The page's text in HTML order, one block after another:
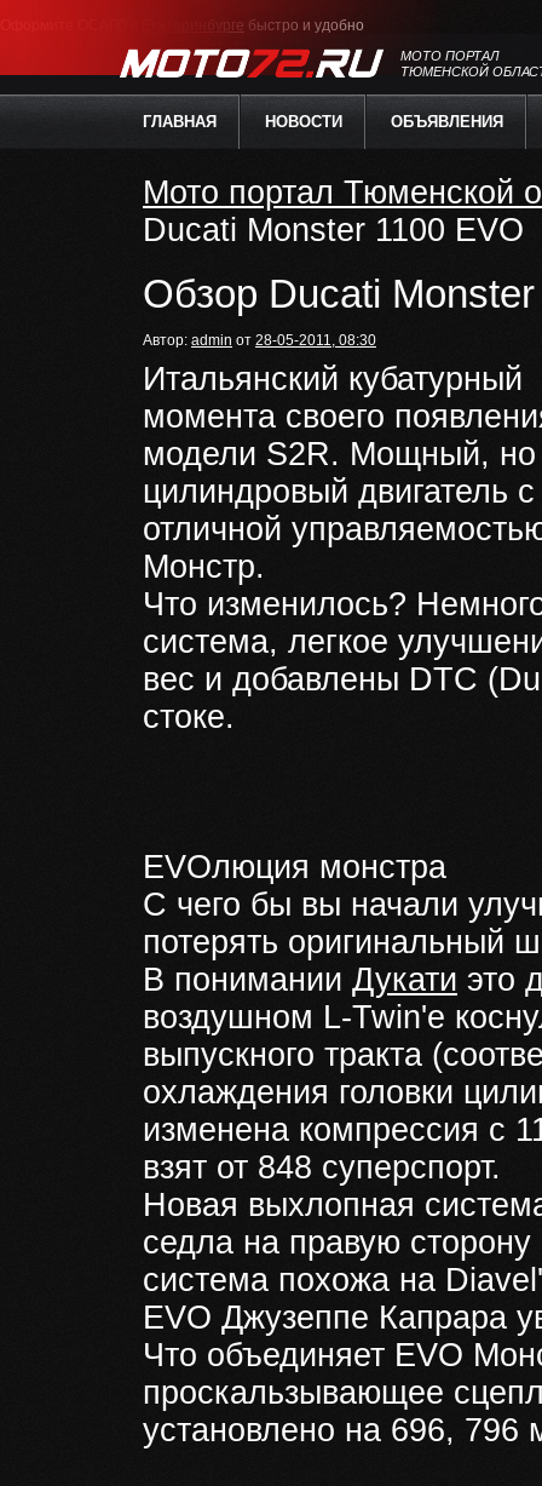
Екатеринбурге быстро и удобно
МОТО ПОРТАЛ
ТЮМЕНСКОЙ
ГЛАВНАЯ НОВОСТИ ОБЪЯВЛЕНИЯ
Мото портал Тюменской
Ducati Monster 1100 EVO
Обзор Ducati
Автор: admin от 28-05-2011, 08:30
Итальянский
момента своего
модели S2R. Мощный, но
цилиндровый двигатель
отличной
Монстр.
Что изменилось?
система, легкое
вес и добавлены DTC
стоке.
EVOлюция монстра
С чего бы вы начали
потерять оригинальный
В понимании Дукати это
воздушном L-Twin'е
выпускного тракта
охлаждения головки
изменена компрессия с
взят от 848 суперспорт.
Новая выхлопная
седла на правую
система похожа на
EVO Джузеппе Капрара
Что объединяет EVO
проскальзывающее
установлено на 696, 796